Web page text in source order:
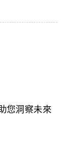
您洞察未來